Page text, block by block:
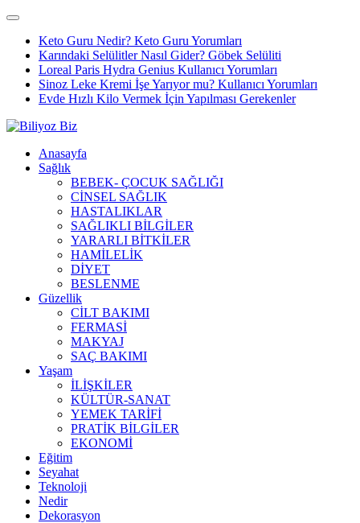
Keto Guru Nedir? Keto Guru Yorumları
Karındaki Selülitler Nasıl Gider? Göbek Selüliti
Loreal Paris Hydra Genius Kullanıcı Yorumları
Sinoz Leke Kremi İşe Yarıyor mu? Kullanıcı Yorumları
Evde Hızlı Kilo Vermek İçin Yapılması Gerekenler
Anasayfa
Sağlık
BEBEK- ÇOCUK SAĞLIĞI
CİNSEL SAĞLIK
HASTALIKLAR
SAĞLIKLI BİLGİLER
YARARLI BİTKİLER
HAMİLELİK
DİYET
BESLENME
Güzellik
CİLT BAKIMI
FERMASİ
MAKYAJ
SAÇ BAKIMI
Yaşam
İLİŞKİLER
KÜLTÜR-SANAT
YEMEK TARİFİ
PRATİK BİLGİLER
EKONOMİ
Eğitim
Seyahat
Teknoloji
Nedir
Dekorasyon